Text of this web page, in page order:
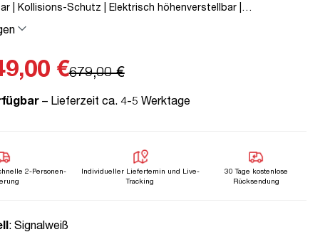
| Kollisions-Schutz | Elektrisch höhenverstellbar |
| Verriegelungsfunktion | Metall | Holz | Grau | Weiß | 5 Jahre
| unmontiert | TÜV© geprüfte Ergonomie | TÜV© mobiles
50 kg | Pitino€679,00 €
– Lieferzeit ca. 4-5 Werktage
2-Personen-
Individueller Liefertemin und Live-
Tracking
30 Tage kostenlose
Rücksendung
auswählen
: Signalweiß